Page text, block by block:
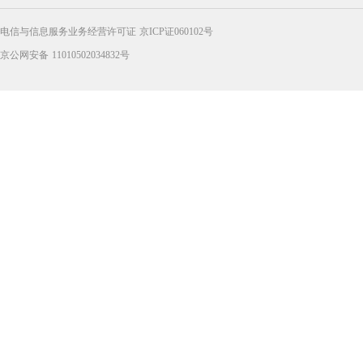
电信与信息服务业务经营许可证 京ICP证060102号
京公网安备 11010502034832号